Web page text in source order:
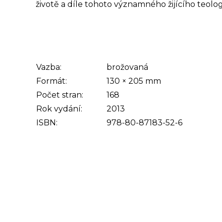
životě a díle tohoto významného žijícího
Vazba:
brožovaná
Formát:
130 × 205 mm
Počet stran:
168
Rok vydání:
2013
ISBN:
978-80-87183-52-6